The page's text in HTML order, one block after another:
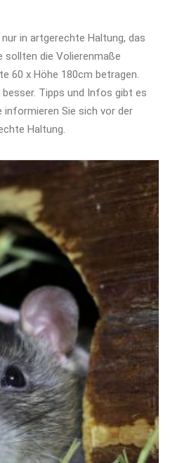
in artgerechte Haltung, das
sollten die Volierenmaße
60 x Höhe 180cm betragen.
Tipps und Infos gibt es
informieren Sie sich vor der
Haltung.